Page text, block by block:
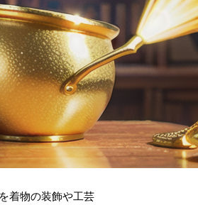
着物の装飾や工芸